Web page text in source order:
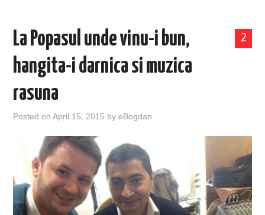
2
La Popasul unde vinu-i bun,
hangita-i darnica si muzica
rasuna
Posted onApril 15, 2015 byeBogdan